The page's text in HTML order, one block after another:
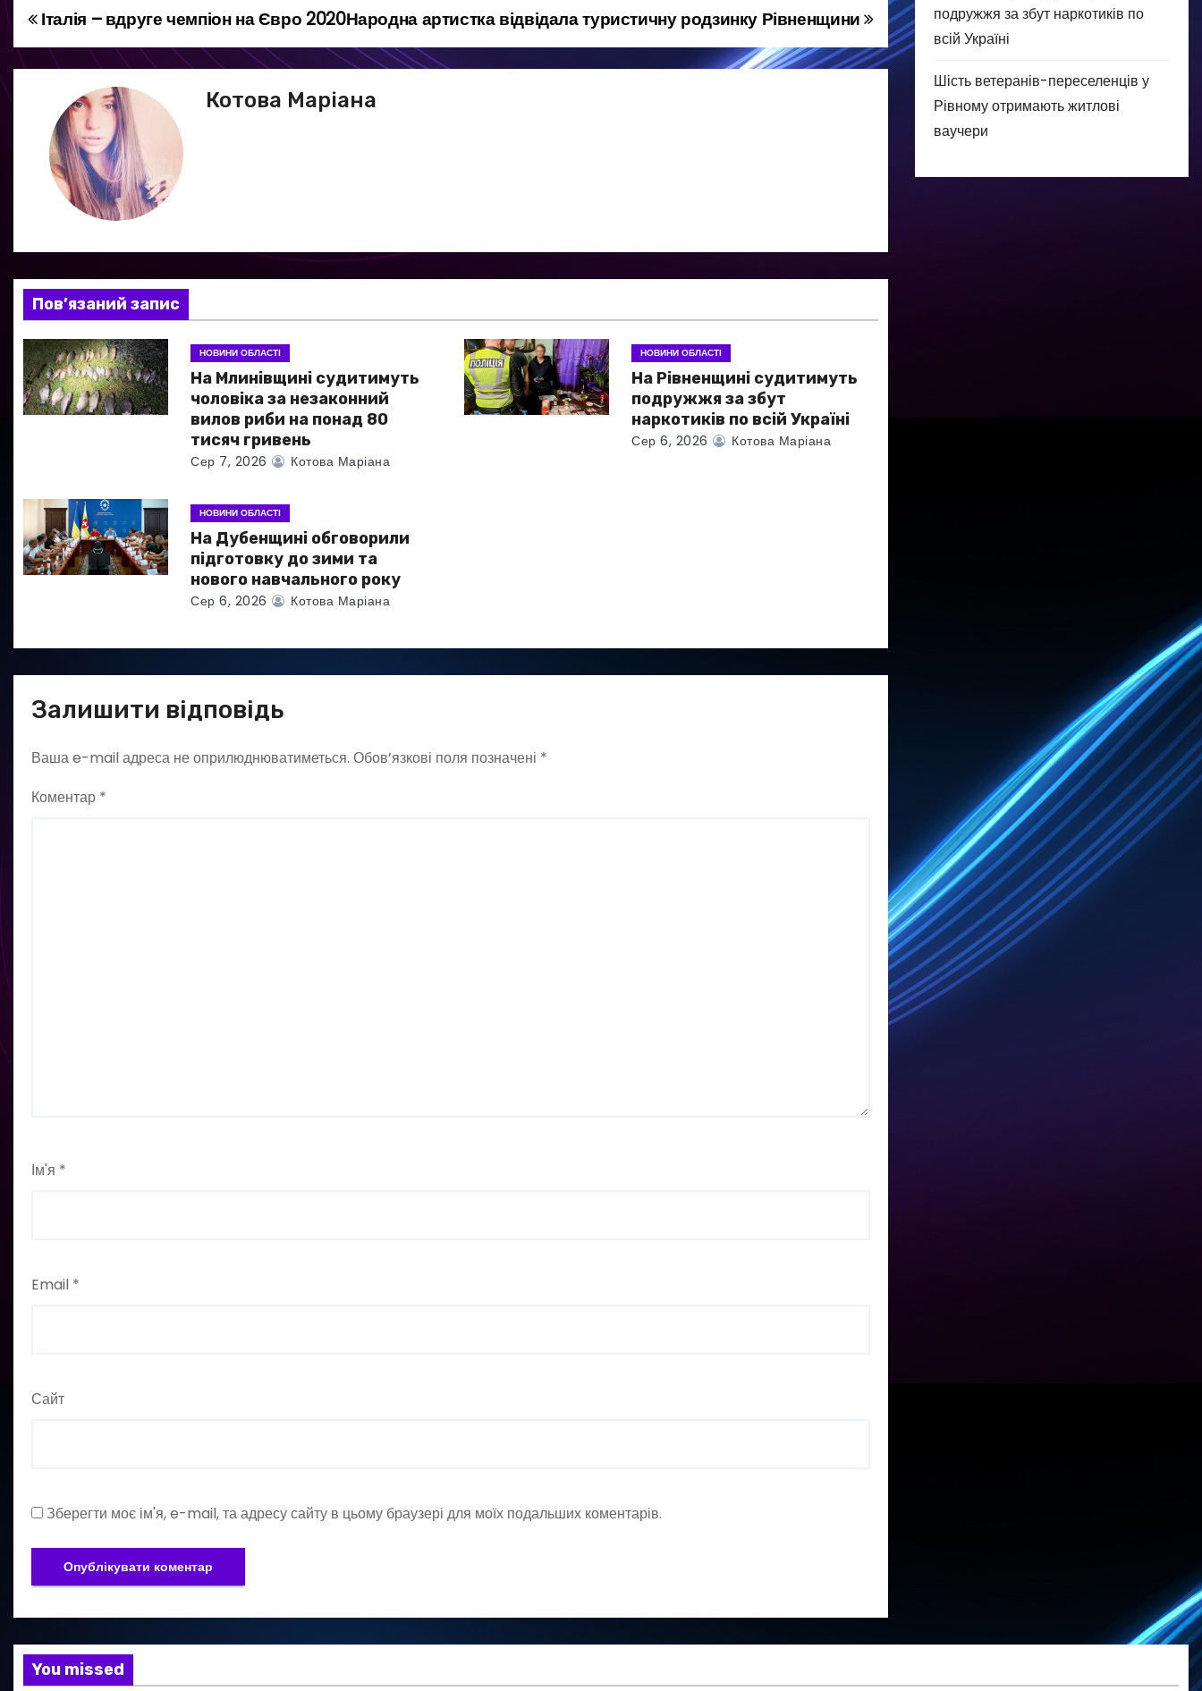
Н
а
ц
і
я
з
а
с
і
Народна артистка відвідала туристичну родзинку Рівненщини
Італія – вдруге чемпіон на Євро 2020
Котова Маріана
Пов’язаний запис
НОВИНИ ОБЛАСТІ
На Млинівщині судитимуть
чоловіка за незаконний
вилов риби на понад 80
тисяч гривень
Сер 7, 2026 Котова Маріана
НОВИНИ ОБЛАСТІ
На Рівненщині судитимуть
подружжя за збут
наркотиків по всій Україні
Сер 6, 2026 Котова Маріана
НОВИНИ ОБЛАСТІ
На Дубенщині обговорили
підготовку до зими та
нового навчального року
Сер 6, 2026 Котова Маріана
Залишити відповідь
Ваша e-mail адреса не оприлюднюватиметься. Обов’язкові поля позначені *
Коментар *
Ім'я *
Email *
Сайт
Зберегти моє ім'я, e-mail, та адресу сайту в цьому браузері для моїх подальших коментарів.
подружжя за збут наркотиків по
всій Україні
Шість ветеранів-переселенців у
Рівному отримають житлові
ваучери
You missed